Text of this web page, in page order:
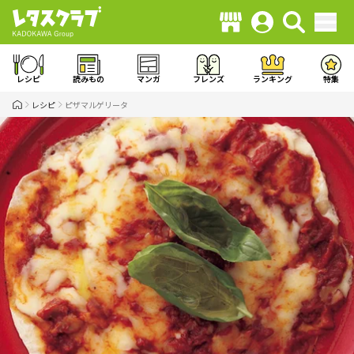
レシピ 読みもの マンガ フレンズ ランキング 特集
レシピ ピザマルゲリータ